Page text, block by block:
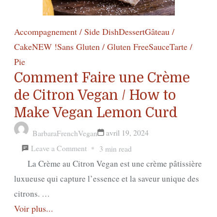
Accompagnement / Side DishDessertGâteau /
CakeNEW !Sans Gluten / Gluten FreeSauceTarte /
Pie
Comment Faire une Crème
de Citron Vegan / How to
Make Vegan Lemon Curd
BarbaraFrenchVegan
avril 19, 2024
Leave a Commenton
Comment
Faire
3 min read
La Crème au Citron Vegan est une crème pâtissière
luxueuse qui capture l’essence et la saveur unique des
citrons. …
Voir plus...